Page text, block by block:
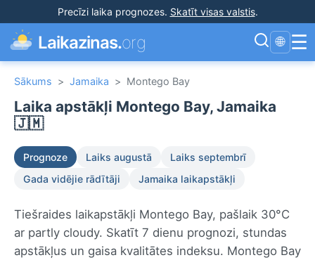
Precīzi laika prognozes. Skatīt visas valstis.
Laikazinas.org 🌐 ☰
Sākums > Jamaika > Montego Bay
Laika apstākļi Montego Bay, Jamaika
🇯🇲
Prognoze Laiks augustā
Laiks septembrī
Gada vidējie rādītāji
Jamaika laikapstākļi
Tiešraides laikapstākļi Montego Bay, pašlaik 30°C
ar partly cloudy. Skatīt 7 dienu prognozi, stundas
apstākļus un gaisa kvalitātes indeksu. Montego Bay